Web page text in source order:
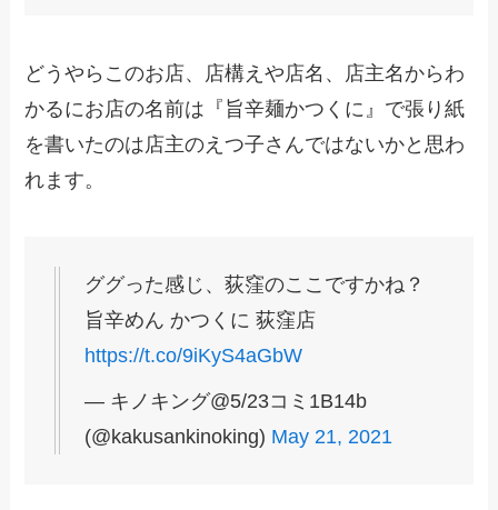
どうやらこのお店、店構えや店名、店主名からわ
かるにお店の名前は『旨辛麺かつくに』で張り紙
を書いたのは店主のえつ子さんではないかと思わ
れます。
ググった感じ、荻窪のここですかね？
旨辛めん かつくに 荻窪店
https://t.co/9iKyS4aGbW
— キノキング@5/23コミ1B14b
(@kakusankinoking) May 21, 2021